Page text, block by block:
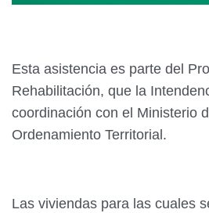
Esta asistencia es parte del
Rehabilitación, que la
coordinación con el Ministerio
Ordenamiento Territorial.
Las viviendas para las cuales